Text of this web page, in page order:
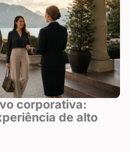
corporativa:
de alto